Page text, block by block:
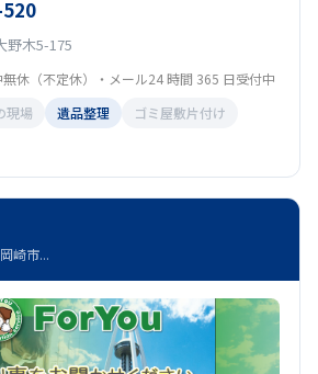
野木5-175
休（不定休）・メール24 時間 365 日受付中
現場 遺品整理
ゴミ屋敷片付け
崎市...